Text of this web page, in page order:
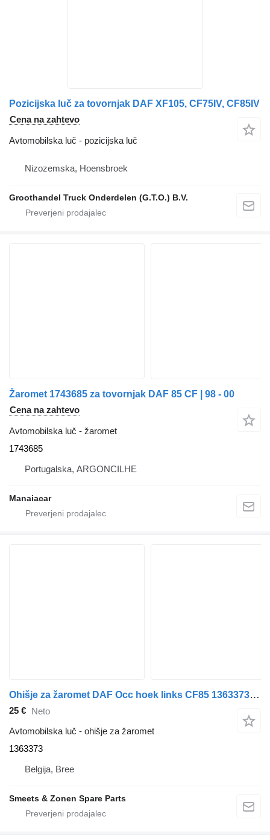
Pozicijska luč za tovornjak DAF XF105, CF75IV, CF85IV
Cena na zahtevo
Avtomobilska luč - pozicijska luč
Nizozemska, Hoensbroek
Groothandel Truck Onderdelen (G.T.O.) B.V.
Žaromet 1743685 za tovornjak DAF 85 CF | 98 - 00
Cena na zahtevo
Avtomobilska luč - žaromet
1743685
Portugalska, ARGONCILHE
Manaiacar
Ohišje za žaromet DAF Occ hoek links CF85 1363373 za tovornjak
25 € Neto
Avtomobilska luč - ohišje za žaromet
1363373
Belgija, Bree
Smeets & Zonen Spare Parts